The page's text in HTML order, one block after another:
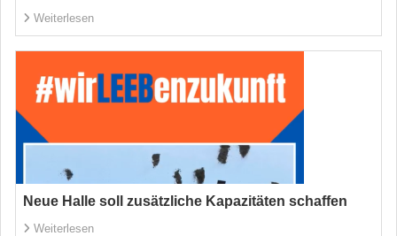
Weiterlesen
Neue Halle soll zusätzliche Kapazitäten schaffen
Weiterlesen